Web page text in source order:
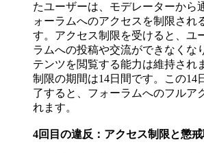
たユーザーは、モデレーターから
ォーラムへのアクセスを制限され
す。アクセス制限を受けると、ユ
ラムへの投稿や交流ができなくな
テンツを閲覧する能力は維持され
制限の期間は14日間です。この14
了すると、フォーラムへのフルア
れます。
4回目の違反：アクセス制限と懲